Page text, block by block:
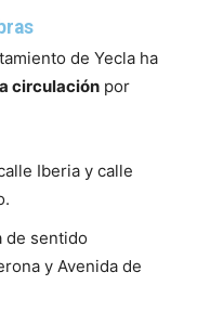
de Yecla ha
circulación por
Iberia y calle
de sentido
y Avenida de